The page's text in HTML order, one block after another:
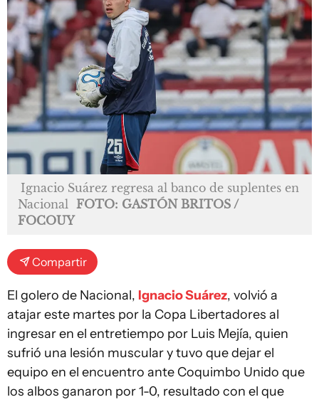
Ignacio Suárez regresa al banco de suplentes en
Nacional FOTO: GASTÓN BRITOS /
FOCOUY
Compartir
El golero de Nacional, Ignacio Suárez, volvió a
atajar este martes por la Copa Libertadores al
ingresar en el entretiempo por Luis Mejía, quien
sufrió una lesión muscular y tuvo que dejar el
equipo en el encuentro ante Coquimbo Unido que
los albos ganaron por 1-0, resultado con el que